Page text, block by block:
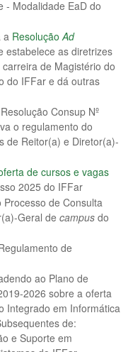
- Modalidade EaD do
a Resolução Ad
estabelece as diretrizes
de Magistério do
do IFFar e dá outras
Consup Nº
o regulamento do
de Reitor(a) e Diretor(a)-
de cursos e vagas
2025 do IFFar
Processo de Consulta
Geral de campus do
de
ao Plano de
2026 sobre a oferta
Integrado em Informática
de:
e Suporte em